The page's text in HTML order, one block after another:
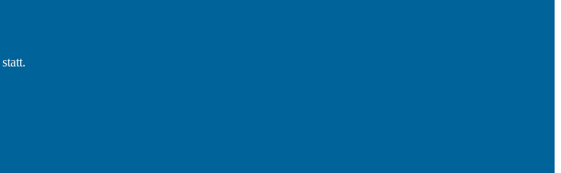
statt.